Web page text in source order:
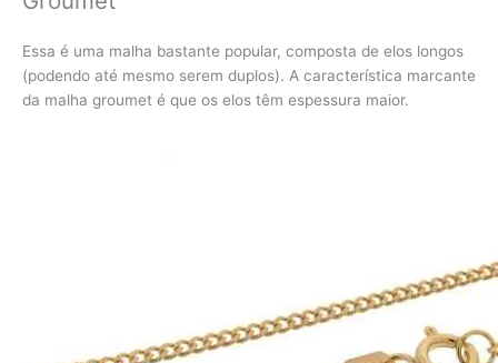
Essa é uma malha bastante popular, composta de elos longos
(podendo até mesmo serem duplos). A característica marcante
da malha groumet é que os elos têm espessura maior.